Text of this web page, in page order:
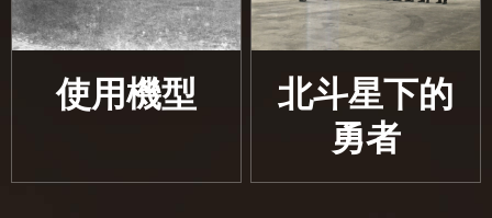
使用機型
北斗星下的
勇者